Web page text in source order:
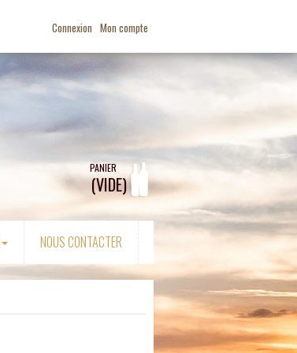
PANIER
(VIDE)
Connexion Mon compte
NOUS CONTACTER